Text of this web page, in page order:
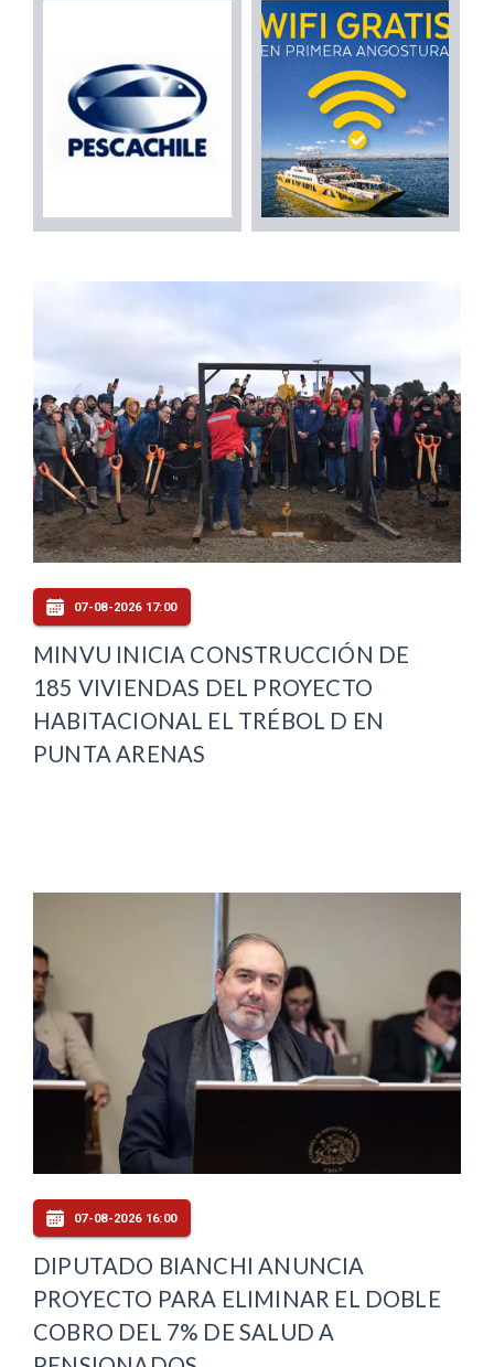
07-08-2026 17:00
MINVU INICIA CONSTRUCCIÓN DE
185 VIVIENDAS DEL PROYECTO
HABITACIONAL EL TRÉBOL D EN
PUNTA ARENAS
07-08-2026 16:00
DIPUTADO BIANCHI ANUNCIA
PROYECTO PARA ELIMINAR EL DOBLE
COBRO DEL 7% DE SALUD A